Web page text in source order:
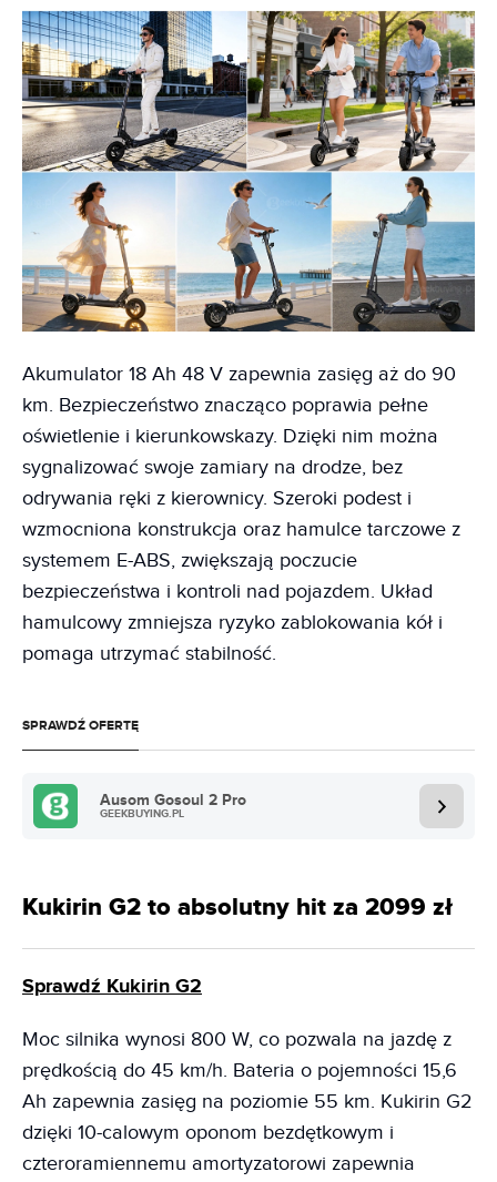
Akumulator 18 Ah 48 V zapewnia zasięg aż do 90
km. Bezpieczeństwo znacząco poprawia pełne
oświetlenie i kierunkowskazy. Dzięki nim można
sygnalizować swoje zamiary na drodze, bez
odrywania ręki z kierownicy. Szeroki podest i
wzmocniona konstrukcja oraz hamulce tarczowe z
systemem E-ABS, zwiększają poczucie
bezpieczeństwa i kontroli nad pojazdem. Układ
hamulcowy zmniejsza ryzyko zablokowania kół i
pomaga utrzymać stabilność.
SPRAWDŹ OFERTĘ
Ausom Gosoul 2 Pro
GEEKBUYING.PL
Kukirin G2 to absolutny hit za 2099 zł
Sprawdź Kukirin G2
Moc silnika wynosi 800 W, co pozwala na jazdę z
prędkością do 45 km/h. Bateria o pojemności 15,6
Ah zapewnia zasięg na poziomie 55 km. Kukirin G2
dzięki 10-calowym oponom bezdętkowym i
czteroramiennemu amortyzatorowi zapewnia